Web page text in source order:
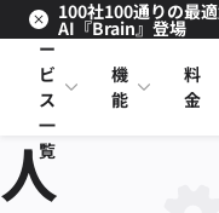
100社100通りの最
AI『Brain』登場
サ
ー
ビ
ス
一
覧
機
能
料
金
人